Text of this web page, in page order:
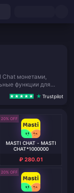
Chat монетами,
функции для
Trustpilot
20% OFF
MASTI CHAT - MASTI
CHAT*1000000
₽ 280.01
20% OFF